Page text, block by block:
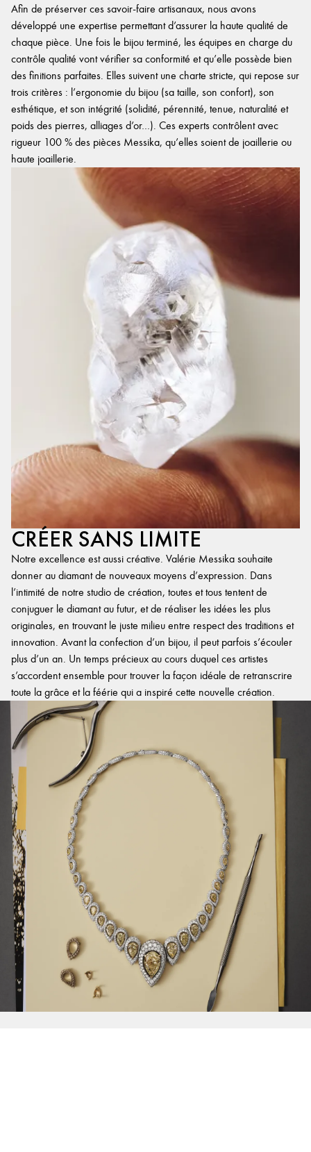
Afin de préserver ces savoir-faire artisanaux, nous avons
développé une expertise permettant d’assurer la haute qualité de
chaque pièce. Une fois le bijou terminé, les équipes en charge du
contrôle qualité vont vérifier sa conformité et qu’elle possède bien
des finitions parfaites. Elles suivent une charte stricte, qui repose sur
trois critères : l’ergonomie du bijou (sa taille, son confort), son
esthétique, et son intégrité (solidité, pérennité, tenue, naturalité et
poids des pierres, alliages d’or…). Ces experts contrôlent avec
rigueur 100 % des pièces Messika, qu’elles soient de joaillerie ou
haute joaillerie.
CRÉER SANS LIMITE
Notre excellence est aussi créative. Valérie Messika souhaite
donner au diamant de nouveaux moyens d’expression. Dans
l’intimité de notre studio de création, toutes et tous tentent de
conjuguer le diamant au futur, et de réaliser les idées les plus
originales, en trouvant le juste milieu entre respect des traditions et
innovation. Avant la confection d’un bijou, il peut parfois s’écouler
plus d’un an. Un temps précieux au cours duquel ces artistes
s’accordent ensemble pour trouver la façon idéale de retranscrire
toute la grâce et la féérie qui a inspiré cette nouvelle création.